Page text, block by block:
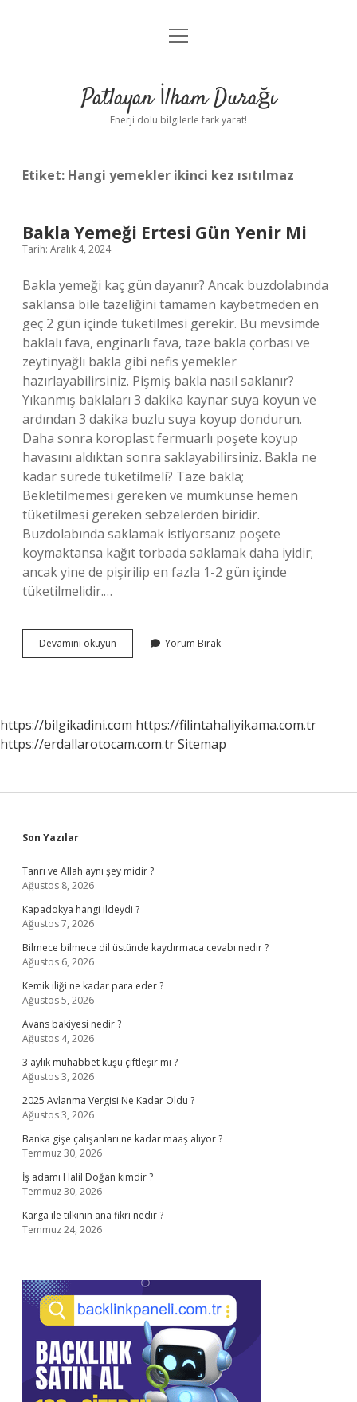
Anasayfa
Yasal Uyarı
menüyü
Patlayan İlham Durağı
Enerji dolu bilgilerle fark yarat!
Etiket: Hangi yemekler ikinci kez ısıtılmaz
Bakla Yemeği Ertesi Gün Yenir Mi
Tarih: Aralık 4, 2024
Bakla yemeği kaç gün dayanır? Ancak buzdolabında
saklansa bile tazeliğini tamamen kaybetmeden en
geç 2 gün içinde tüketilmesi gerekir. Bu mevsimde
baklalı fava, enginarlı fava, taze bakla çorbası ve
zeytinyağlı bakla gibi nefis yemekler
hazırlayabilirsiniz. Pişmiş bakla nasıl saklanır?
Yıkanmış baklaları 3 dakika kaynar suya koyun ve
ardından 3 dakika buzlu suya koyup dondurun.
Daha sonra koroplast fermuarlı poşete koyup
havasını aldıktan sonra saklayabilirsiniz. Bakla ne
kadar sürede tüketilmeli? Taze bakla;
Bekletilmemesi gereken ve mümkünse hemen
tüketilmesi gereken sebzelerden biridir.
Buzdolabında saklamak istiyorsanız poşete
koymaktansa kağıt torbada saklamak daha iyidir;
ancak yine de pişirilip en fazla 1-2 gün içinde
tüketilmelidir.…
Devamını okuyun
Yemeği
Yorum Bırak
https://bilgikadini.com https://filintahaliyikama.com.tr
https://erdallarotocam.com.trSitemap
Sidebar
Son Yazılar
Tanrı ve Allah aynı şey midir ?
Ağustos 8, 2026
Kapadokya hangi ildeydi ?
Ağustos 7, 2026
Bilmece bilmece dil üstünde kaydırmaca cevabı nedir ?
Ağustos 6, 2026
Kemik iliği ne kadar para eder ?
Ağustos 5, 2026
Avans bakiyesi nedir ?
Ağustos 4, 2026
3 aylık muhabbet kuşu çiftleşir mi ?
Ağustos 3, 2026
2025 Avlanma Vergisi Ne Kadar Oldu ?
Ağustos 3, 2026
Banka gişe çalışanları ne kadar maaş alıyor ?
Temmuz 30, 2026
İş adamı Halil Doğan kimdir ?
Temmuz 30, 2026
Karga ile tilkinin ana fikri nedir ?
Temmuz 24, 2026